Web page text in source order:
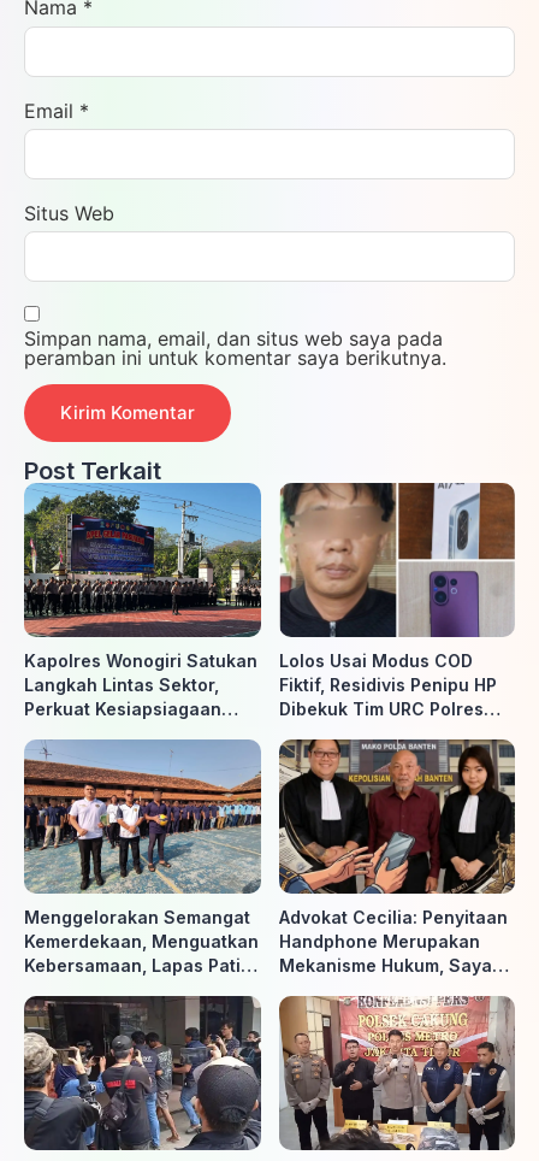
Nama *
Email *
Situs Web
Simpan nama, email, dan situs web saya pada
peramban ini untuk komentar saya berikutnya.
Post Terkait
Kapolres Wonogiri Satukan
Langkah Lintas Sektor,
Perkuat Kesiapsiagaan
Lolos Usai Modus COD
Fiktif, Residivis Penipu HP
Dibekuk Tim URC Polres
Menggelorakan Semangat
Kemerdekaan, Menguatkan
Kebersamaan, Lapas Pati
ke-81 RI, Warga Binaan
Antusias Ikuti Berbagai
Perlombaan
Advokat Cecilia: Penyitaan
Handphone Merupakan
Mekanisme Hukum, Saya
Diminta Penyidik dan Tidak
perlu takut